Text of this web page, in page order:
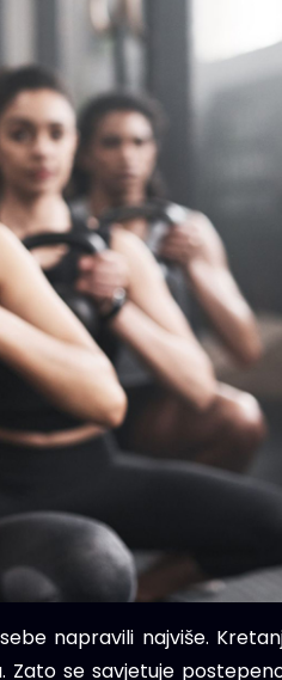
napravili najviše.
se savjetuje